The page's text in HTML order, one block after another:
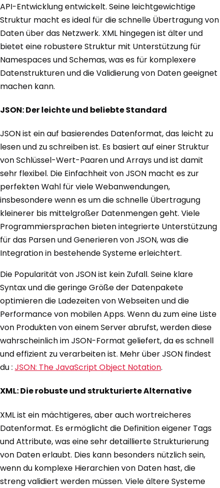
API-Entwicklung entwickelt. Seine leichtgewichtige
Struktur macht es ideal für die schnelle Übertragung von
Daten über das Netzwerk. XML hingegen ist älter und
bietet eine robustere Struktur mit Unterstützung für
Namespaces und Schemas, was es für komplexere
Datenstrukturen und die Validierung von Daten geeignet
machen kann.
JSON: Der leichte und beliebte Standard
JSON ist ein auf basierendes Datenformat, das leicht zu
lesen und zu schreiben ist. Es basiert auf einer Struktur
von Schlüssel-Wert-Paaren und Arrays und ist damit
sehr flexibel. Die Einfachheit von JSON macht es zur
perfekten Wahl für viele Webanwendungen,
insbesondere wenn es um die schnelle Übertragung
kleinerer bis mittelgroßer Datenmengen geht. Viele
Programmiersprachen bieten integrierte Unterstützung
für das Parsen und Generieren von JSON, was die
Integration in bestehende Systeme erleichtert.
Die Popularität von JSON ist kein Zufall. Seine klare
Syntax und die geringe Größe der Datenpakete
optimieren die Ladezeiten von Webseiten und die
Performance von mobilen Apps. Wenn du zum eine Liste
von Produkten von einem Server abrufst, werden diese
wahrscheinlich im JSON-Format geliefert, da es schnell
und effizient zu verarbeiten ist. Mehr über JSON findest
du : JSON: The JavaScript Object Notation.
XML: Die robuste und strukturierte Alternative
XML ist ein mächtigeres, aber auch wortreicheres
Datenformat. Es ermöglicht die Definition eigener Tags
und Attribute, was eine sehr detaillierte Strukturierung
von Daten erlaubt. Dies kann besonders nützlich sein,
wenn du komplexe Hierarchien von Daten hast, die
streng validiert werden müssen. Viele ältere Systeme